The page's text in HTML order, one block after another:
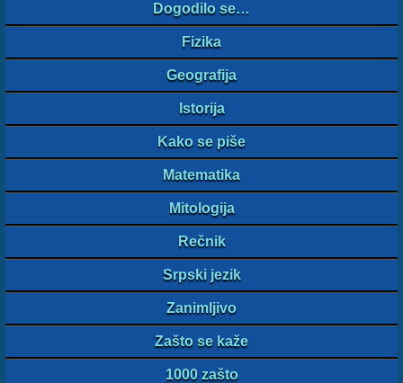
Dogodilo se…
Fizika
Geografija
Istorija
Kako se piše
Matematika
Mitologija
Rečnik
Srpski jezik
Zanimljivo
Zašto se kaže
1000 zašto